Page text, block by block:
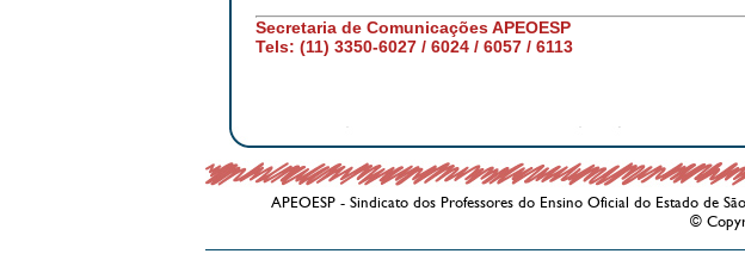
Secretaria de Comunicações APEOESP
Tels: (11) 3350-6027 / 6024 / 6057 / 6113
APEOESP - Sindicato dos Professores do Ensino Oficial do Estado de
©